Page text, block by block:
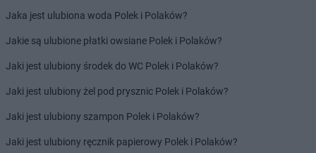
Jaka jest ulubiona woda Polek i Polaków?
Jakie są ulubione płatki owsiane Polek i Polaków?
Jaki jest ulubiony środek do WC Polek i Polaków?
Jaki jest ulubiony żel pod prysznic Polek i Polaków?
Jaki jest ulubiony szampon Polek i Polaków?
Jaki jest ulubiony ręcznik papierowy Polek i Polaków?